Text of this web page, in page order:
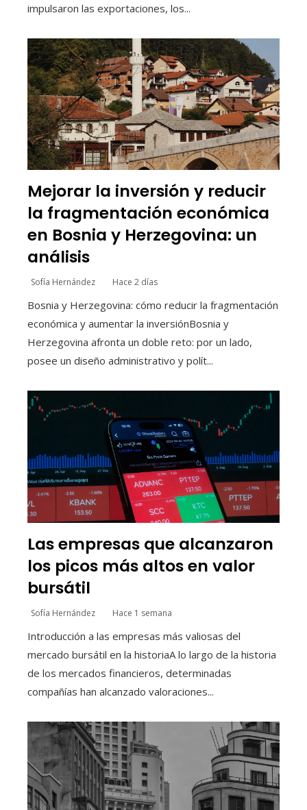
impulsaron las exportaciones, los...
Mejorar la inversión y reducir
la fragmentación económica
en Bosnia y Herzegovina: un
análisis
Sofía Hernández Hace 2 días
Bosnia y Herzegovina: cómo reducir la fragmentación
económica y aumentar la inversiónBosnia y
Herzegovina afronta un doble reto: por un lado,
posee un diseño administrativo y polít...
Las empresas que alcanzaron
los picos más altos en valor
bursátil
Sofía Hernández Hace 1 semana
Introducción a las empresas más valiosas del
mercado bursátil en la historiaA lo largo de la historia
de los mercados financieros, determinadas
compañías han alcanzado valoraciones...